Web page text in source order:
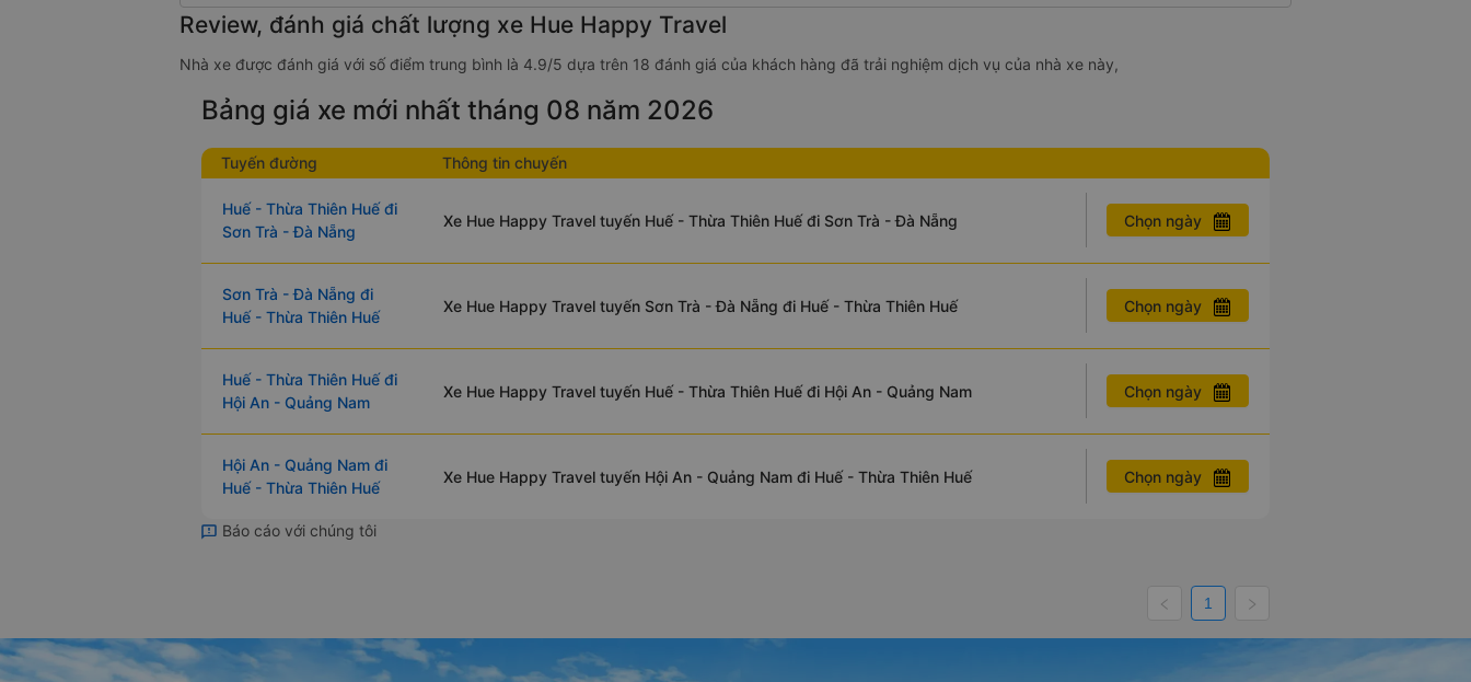
Review, đánh giá chất lượng xe Hue Happy Travel
Nhà xe được đánh giá với số điểm trung bình là 4.9/5 dựa trên 18 đánh giá của khách hàng đã trải nghiệm dịch vụ của nhà xe này,
Bảng giá xe mới nhất tháng 08 năm 2026
Tuyến đường Thông tin chuyến
Huế - Thừa Thiên Huế đi
Sơn Trà - Đà Nẵng
Xe Hue Happy Travel tuyến Huế - Thừa Thiên Huế đi Sơn Trà - Đà Nẵng Chọn ngày
Sơn Trà - Đà Nẵng đi
Huế - Thừa Thiên Huế
Xe Hue Happy Travel tuyến Sơn Trà - Đà Nẵng đi Huế - Thừa Thiên Huế Chọn ngày
Huế - Thừa Thiên Huế đi
Hội An - Quảng Nam
Xe Hue Happy Travel tuyến Huế - Thừa Thiên Huế đi Hội An - Quảng Nam Chọn ngày
Hội An - Quảng Nam đi
Huế - Thừa Thiên Huế
Xe Hue Happy Travel tuyến Hội An - Quảng Nam đi Huế - Thừa Thiên Huế Chọn ngày
Báo cáo với chúng tôi
1